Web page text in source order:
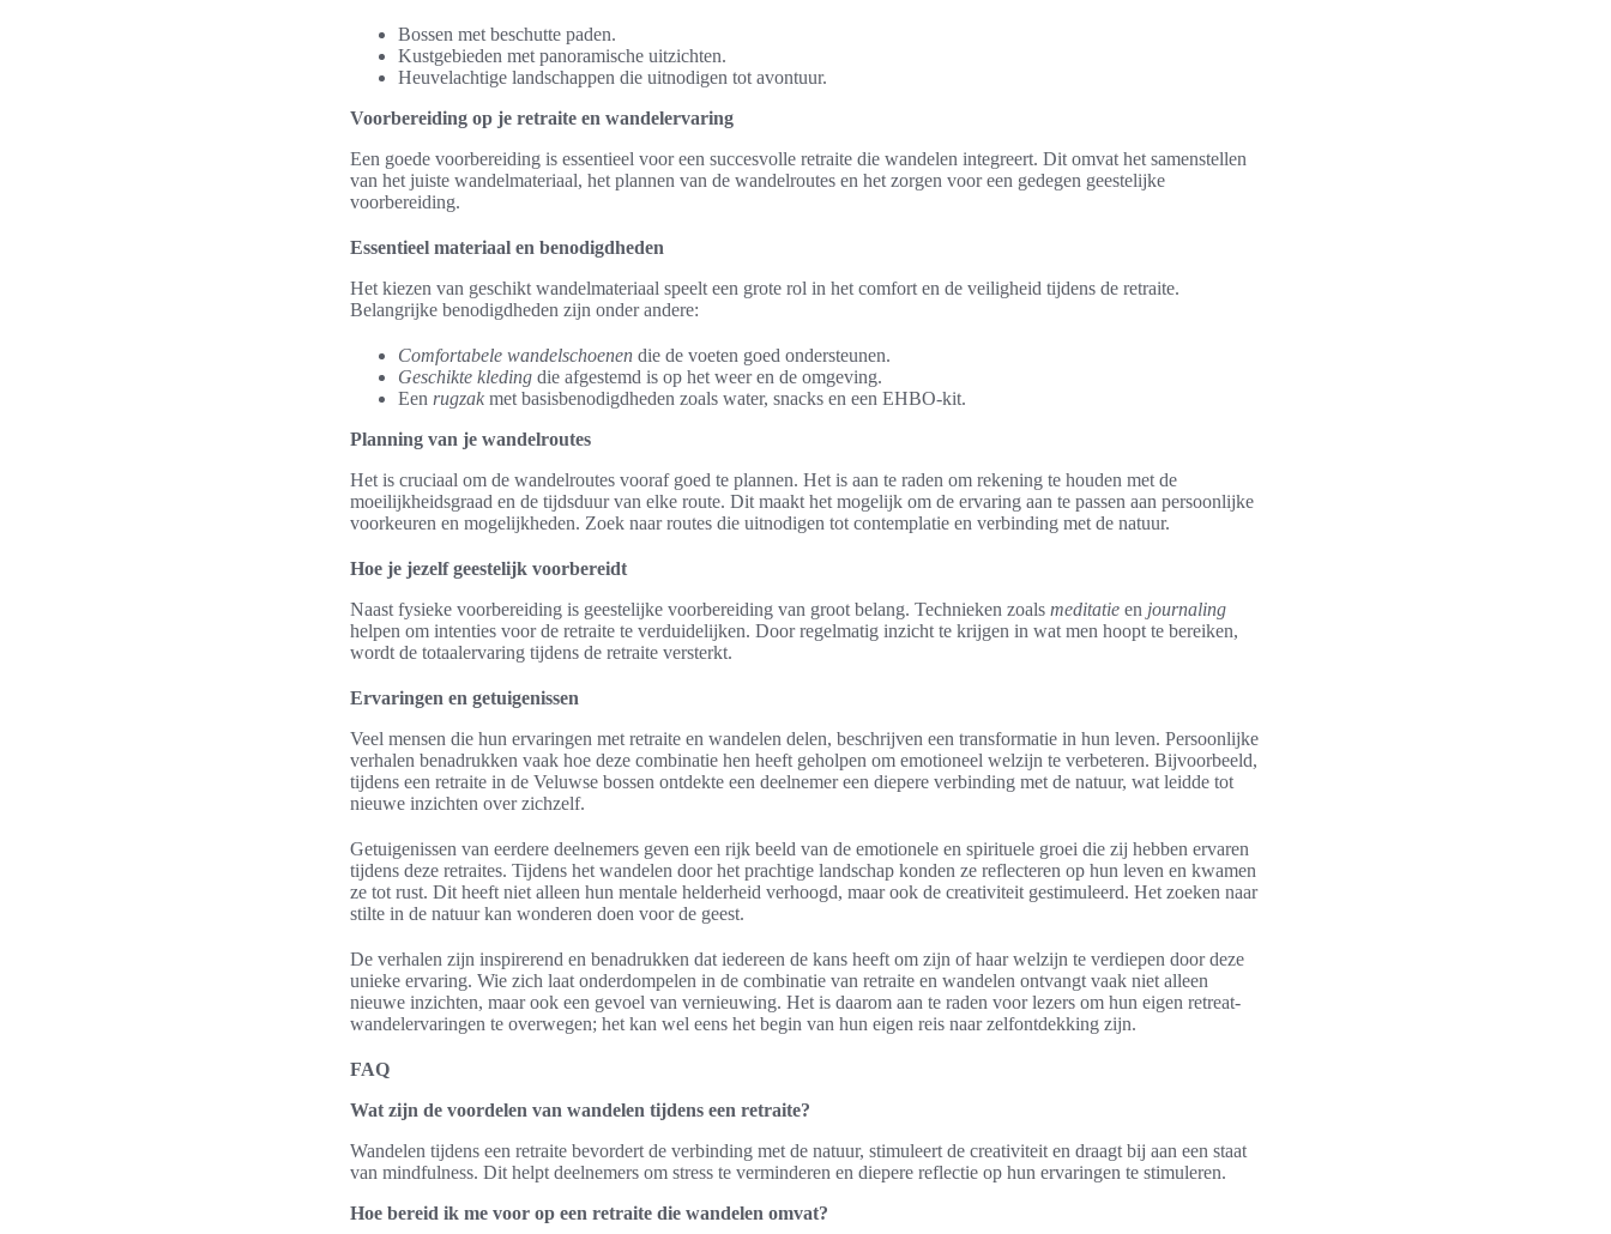
Bossen met beschutte paden.
Kustgebieden met panoramische uitzichten.
Heuvelachtige landschappen die uitnodigen tot avontuur.
Voorbereiding op je retraite en wandelervaring
Een goede voorbereiding is essentieel voor een succesvolle retraite die wandelen integreert. Dit omvat het samenstellen
van het juiste wandelmateriaal, het plannen van de wandelroutes en het zorgen voor een gedegen geestelijke
voorbereiding.
Essentieel materiaal en benodigdheden
Het kiezen van geschikt wandelmateriaal speelt een grote rol in het comfort en de veiligheid tijdens de retraite.
Belangrijke benodigdheden zijn onder andere:
Comfortabele wandelschoenen die de voeten goed ondersteunen.
Geschikte kleding die afgestemd is op het weer en de omgeving.
Een rugzak met basisbenodigdheden zoals water, snacks en een EHBO-kit.
Planning van je wandelroutes
Het is cruciaal om de wandelroutes vooraf goed te plannen. Het is aan te raden om rekening te houden met de
moeilijkheidsgraad en de tijdsduur van elke route. Dit maakt het mogelijk om de ervaring aan te passen aan persoonlijke
voorkeuren en mogelijkheden. Zoek naar routes die uitnodigen tot contemplatie en verbinding met de natuur.
Hoe je jezelf geestelijk voorbereidt
Naast fysieke voorbereiding is geestelijke voorbereiding van groot belang. Technieken zoals meditatie en journaling
helpen om intenties voor de retraite te verduidelijken. Door regelmatig inzicht te krijgen in wat men hoopt te bereiken,
wordt de totaalervaring tijdens de retraite versterkt.
Ervaringen en getuigenissen
Veel mensen die hun ervaringen met retraite en wandelen delen, beschrijven een transformatie in hun leven. Persoonlijke
verhalen benadrukken vaak hoe deze combinatie hen heeft geholpen om emotioneel welzijn te verbeteren. Bijvoorbeeld,
tijdens een retraite in de Veluwse bossen ontdekte een deelnemer een diepere verbinding met de natuur, wat leidde tot
nieuwe inzichten over zichzelf.
Getuigenissen van eerdere deelnemers geven een rijk beeld van de emotionele en spirituele groei die zij hebben ervaren
tijdens deze retraites. Tijdens het wandelen door het prachtige landschap konden ze reflecteren op hun leven en kwamen
ze tot rust. Dit heeft niet alleen hun mentale helderheid verhoogd, maar ook de creativiteit gestimuleerd. Het zoeken naar
stilte in de natuur kan wonderen doen voor de geest.
De verhalen zijn inspirerend en benadrukken dat iedereen de kans heeft om zijn of haar welzijn te verdiepen door deze
unieke ervaring. Wie zich laat onderdompelen in de combinatie van retraite en wandelen ontvangt vaak niet alleen
nieuwe inzichten, maar ook een gevoel van vernieuwing. Het is daarom aan te raden voor lezers om hun eigen retreat-
wandelervaringen te overwegen; het kan wel eens het begin van hun eigen reis naar zelfontdekking zijn.
FAQ
Wat zijn de voordelen van wandelen tijdens een retraite?
Wandelen tijdens een retraite bevordert de verbinding met de natuur, stimuleert de creativiteit en draagt bij aan een staat
van mindfulness. Dit helpt deelnemers om stress te verminderen en diepere reflectie op hun ervaringen te stimuleren.
Hoe bereid ik me voor op een retraite die wandelen omvat?